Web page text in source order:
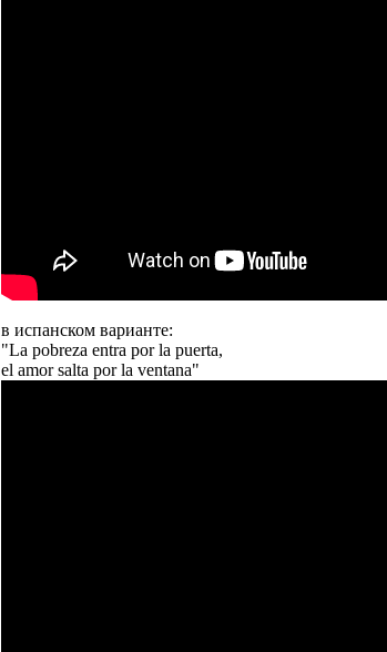
в испанском варианте:
"La pobreza entra por la puerta,
el amor salta por la ventana"